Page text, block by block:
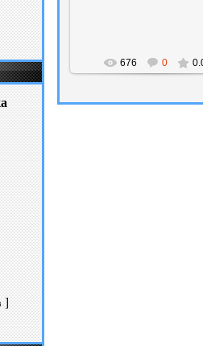
]
676 0